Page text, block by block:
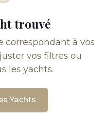
trouvé
correspondant à vos
vos filtres ou
les yachts.
Yachts